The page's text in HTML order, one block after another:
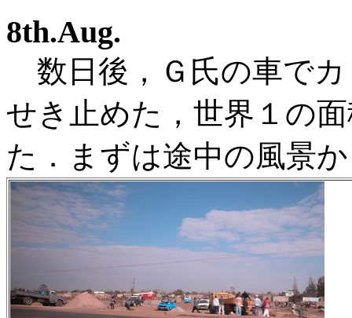
8th.Aug.
数日後，Ｇ氏の車で
せき止めた，世界１の
た．まずは途中の風景